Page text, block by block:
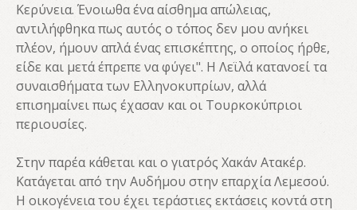
Κερύνεια. Ένοιωθα ένα αίσθημα απώλειας,
αντιλήφθηκα πως αυτός ο τόπος δεν μου ανήκει
πλέον, ήμουν απλά ένας επισκέπτης, ο οποίος ήρθε,
είδε και μετά έπρεπε να φύγει". Η Λεϊλά κατανοεί τα
συναισθήματα των Ελληνοκυπρίων, αλλά
επισημαίνει πως έχασαν και οι Τουρκοκύπριοι
περιουσίες.
Στην παρέα κάθεται και ο γιατρός Χακάν Ατακέρ.
Κατάγεται από την Αυδήμου στην επαρχία Λεμεσού.
Η οικογένεια του έχει τεράστιες εκτάσεις κοντά στη